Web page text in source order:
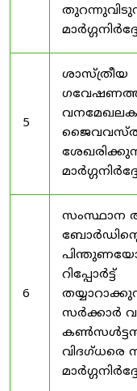
5
ശാസ്ത്രീയ
6
റിപ്പോർട്ട്
സർക്കാർ